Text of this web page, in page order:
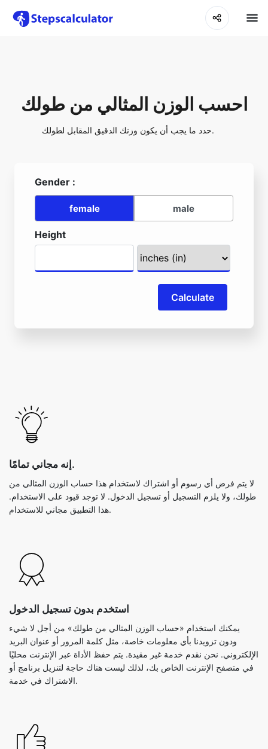
احسب الوزن المثالي من طولك
حدد ما يجب أن يكون وزنك الدقيق المقابل لطولك.
Gender :
female male
Height
Calculate
إنه مجاني تمامًا.
لا يتم فرض أي رسوم أو اشتراك لاستخدام هذا حساب الوزن المثالي من
طولك، ولا يلزم التسجيل أو تسجيل الدخول. لا توجد قيود على الاستخدام.
هذا التطبيق مجاني للاستخدام.
استخدم بدون تسجيل الدخول
يمكنك استخدام «حساب الوزن المثالي من طولك» من أجل لا شيء
ودون تزويدنا بأي معلومات خاصة، مثل كلمة المرور أو عنوان البريد
الإلكتروني. نحن نقدم خدمة غير مقيدة. يتم حفظ الأداة عبر الإنترنت محليًا
في متصفح الإنترنت الخاص بك، لذلك ليست هناك حاجة لتنزيل برنامج أو
الاشتراك في خدمة.